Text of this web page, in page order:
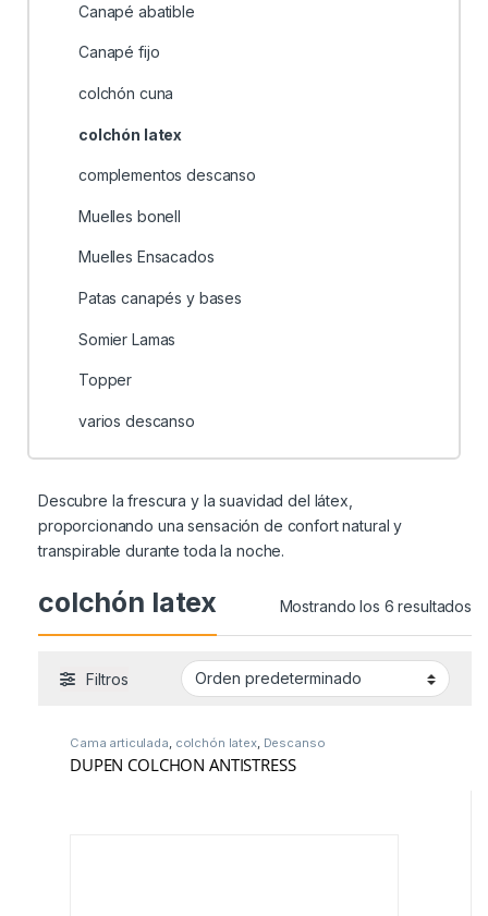
Canapé abatible
Canapé fijo
colchón cuna
colchón latex
complementos descanso
Muelles bonell
Muelles Ensacados
Patas canapés y bases
Somier Lamas
Topper
varios descanso
Descubre la frescura y la suavidad del látex,
proporcionando una sensación de confort natural y
transpirable durante toda la noche.
colchón latex Mostrando los 6 resultados
Filtros
Cama articulada, colchón latex, Descanso
DUPEN COLCHON ANTISTRESS